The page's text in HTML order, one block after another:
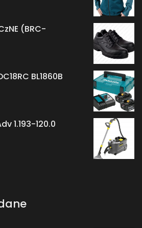
(BRC-
BL1860B
1.193-120.0